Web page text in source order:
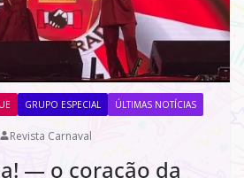
GRUPO ESPECIAL ÚLTIMAS NOTÍCIAS
Revista Carnaval
— o coração da